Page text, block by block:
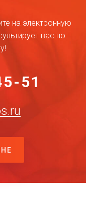
на электронную
вас по
51